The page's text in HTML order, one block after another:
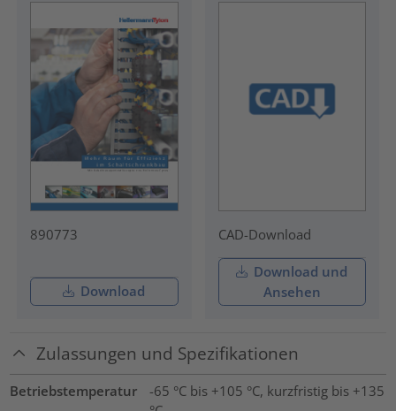
890773
Download
CAD-Download
Download und
Ansehen
Zulassungen und Spezifikationen
Betriebstemperatur
-65 °C bis +105 °C, kurzfristig bis +135